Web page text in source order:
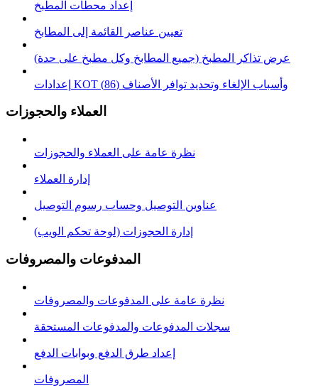
إعداد محطات المطبخ
تعيين عناصر القائمة إلى المطابخ
عرض تذاكر المطبخ (جميع المطابخ وكل مطبخ على حدة)
إعدادات KOT وأسباب الإلغاء وتحديد توافر الأصناف (86)
العملاء والحجوزات
نظرة عامة على العملاء والحجوزات
إدارة العملاء
عناوين التوصيل وحساب رسوم التوصيل
إدارة الحجوزات (لوحة تحكم الويب)
المدفوعات والمصروفات
نظرة عامة على المدفوعات والمصروفات
سجلات المدفوعات والمدفوعات المستحقة
إعداد طرق الدفع وبوابات الدفع
المصروفات